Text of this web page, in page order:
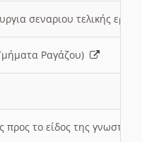
σεναριου τελικής
Ραγάζου)
προς το είδος της